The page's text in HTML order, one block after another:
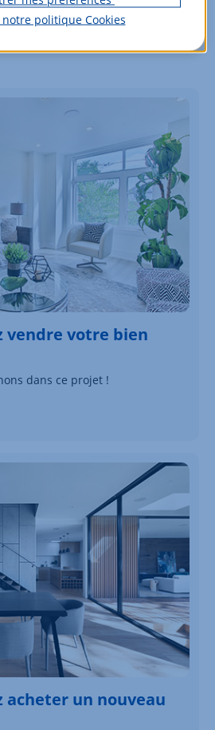
vendre votre bien
dans ce projet !
acheter un nouveau
notre politique Cookies